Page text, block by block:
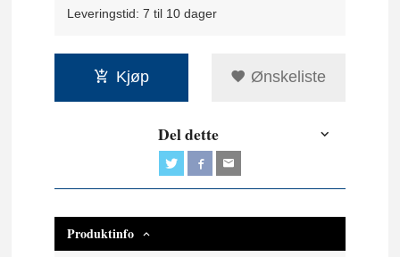
Leveringstid: 7 til 10 dager
Kjøp Ønskeliste
Del dette
Produktinfo